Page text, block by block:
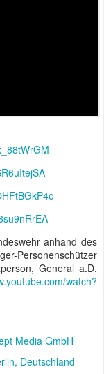
anhand des
Personenschützer
General a.D.
watch?
Media GmbH
Deutschland